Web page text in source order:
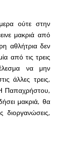
ούτε στην
μακριά από
αθλήτρια δεν
από τις τρεις
να μην
άλλες τρεις,
Η Παπαχρήστου,
μακριά, θα
διοργανώσεις,